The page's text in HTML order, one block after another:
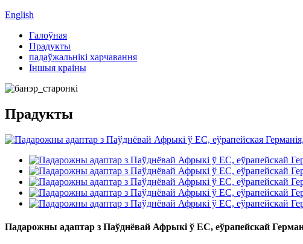
English
Галоўная
Прадукты
падаўжальнікі харчавання
Іншыя краіны
Прадукты
Падарожны адаптар з Паўднёвай Афрыкі ў ЕС, еўрапейскай